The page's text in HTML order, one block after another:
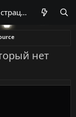
Регистрация
нет